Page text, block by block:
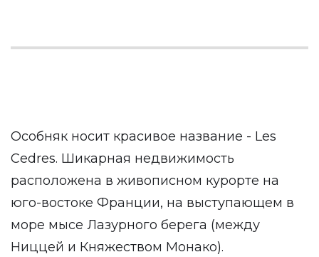
Особняк носит красивое название - Les
Cedres. Шикарная недвижимость
расположена в живописном курорте на
юго-востоке Франции, на выступающем в
море мысе Лазурного берега (между
Ниццей и Княжеством Монако).